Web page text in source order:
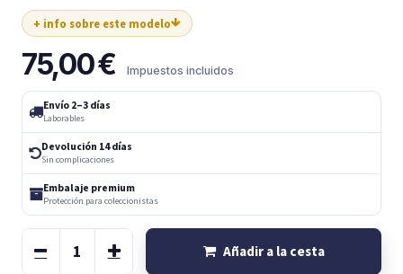
+ info sobre este modelo
75,00€ Impuestos incluidos
Envío 2–3 días
Laborables
Devolución 14 días
Sin complicaciones
Embalaje premium
Protección para coleccionistas
Añadir a la cesta